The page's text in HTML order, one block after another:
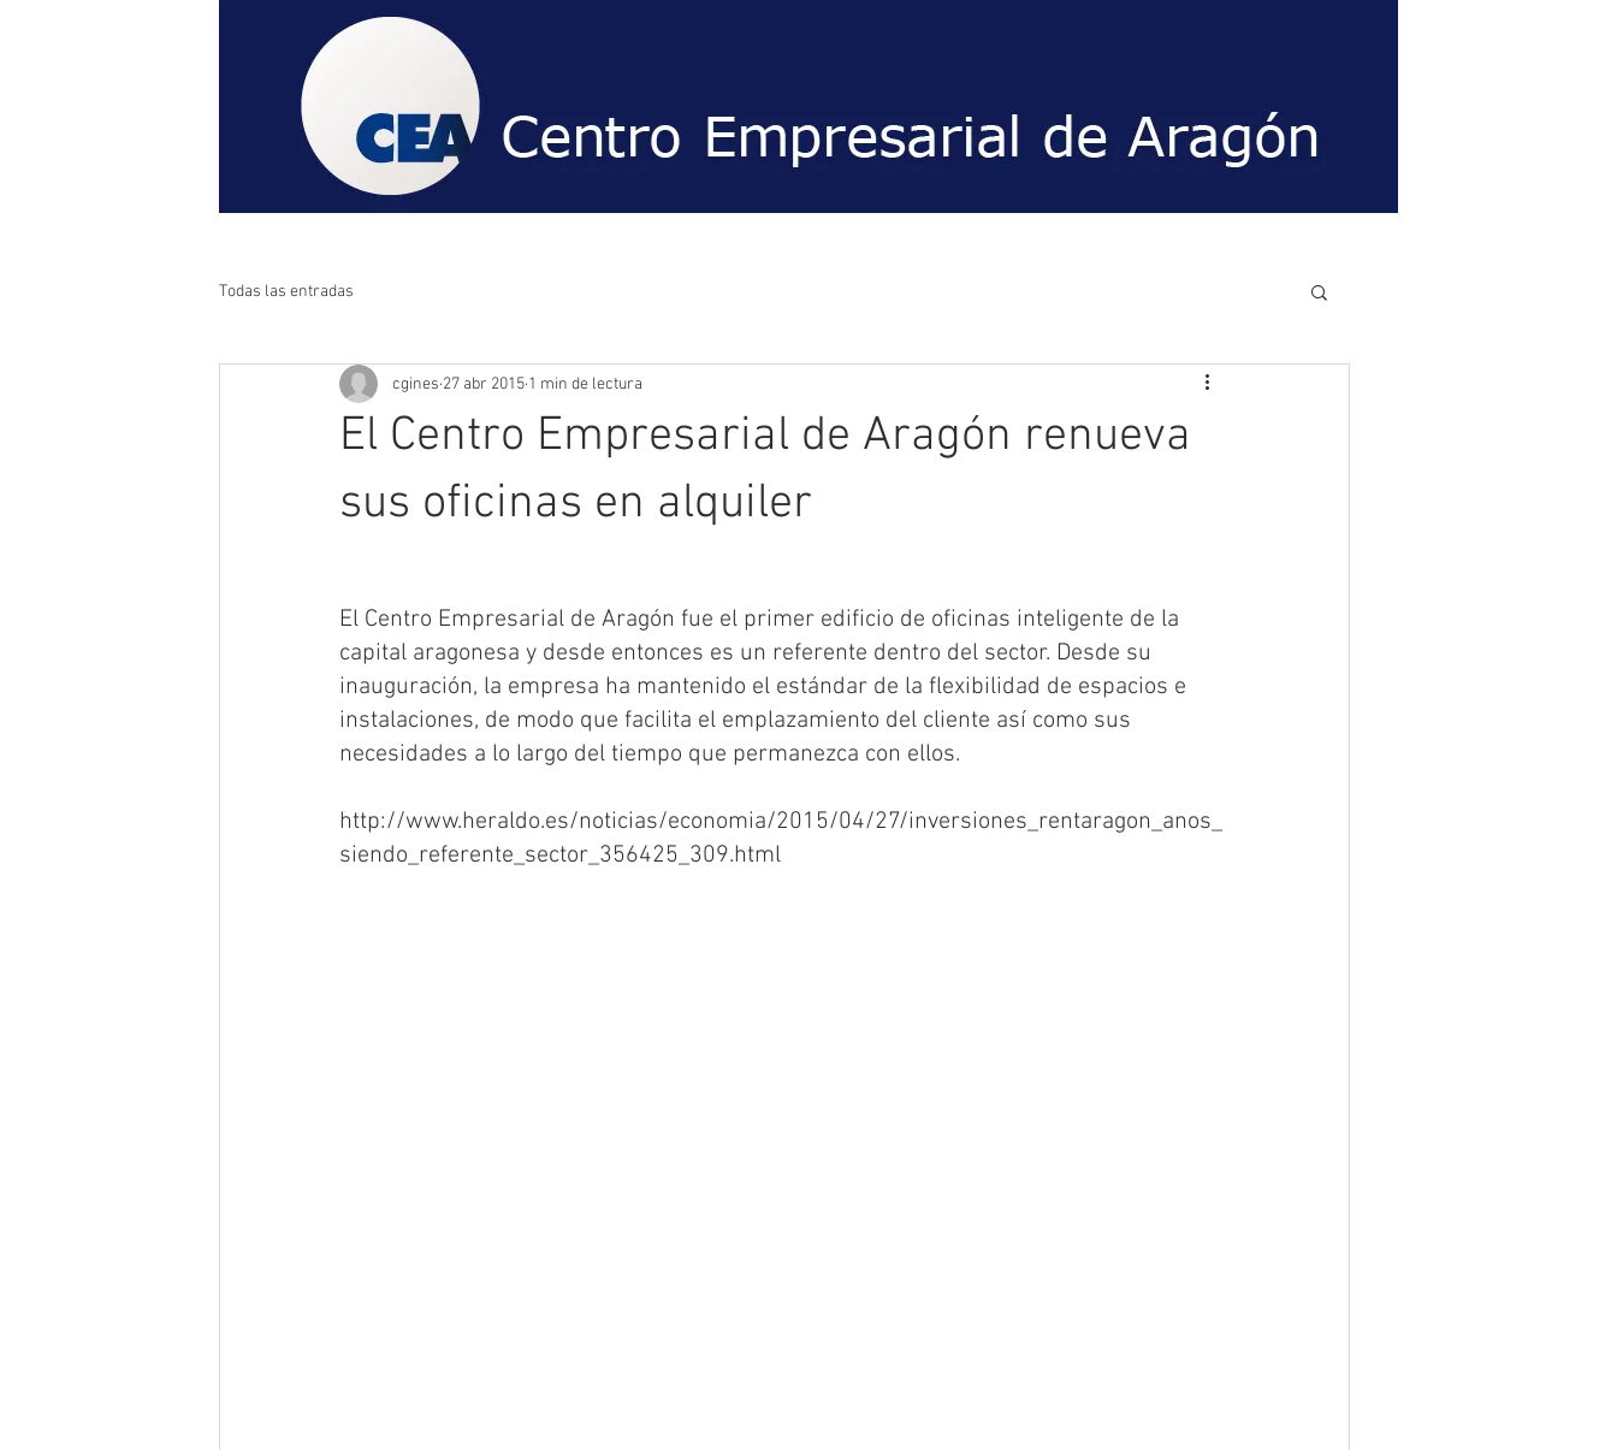
Todas las entradas
El Centro Empresarial de Aragón renueva
sus oficinas en alquiler
cgines 27 abr 2015 1 min de lectura
El Centro Empresarial de Aragón fue el primer edificio de oficinas inteligente de la
capital aragonesa y desde entonces es un referente dentro del sector. Desde su
inauguración, la empresa ha mantenido el estándar de la flexibilidad de espacios e
instalaciones, de modo que facilita el emplazamiento del cliente así como sus
necesidades a lo largo del tiempo que permanezca con ellos.
http://www.heraldo.es/noticias/economia/2015/04/27/inversiones_rentaragon_anos_
siendo_referente_sector_356425_309.html